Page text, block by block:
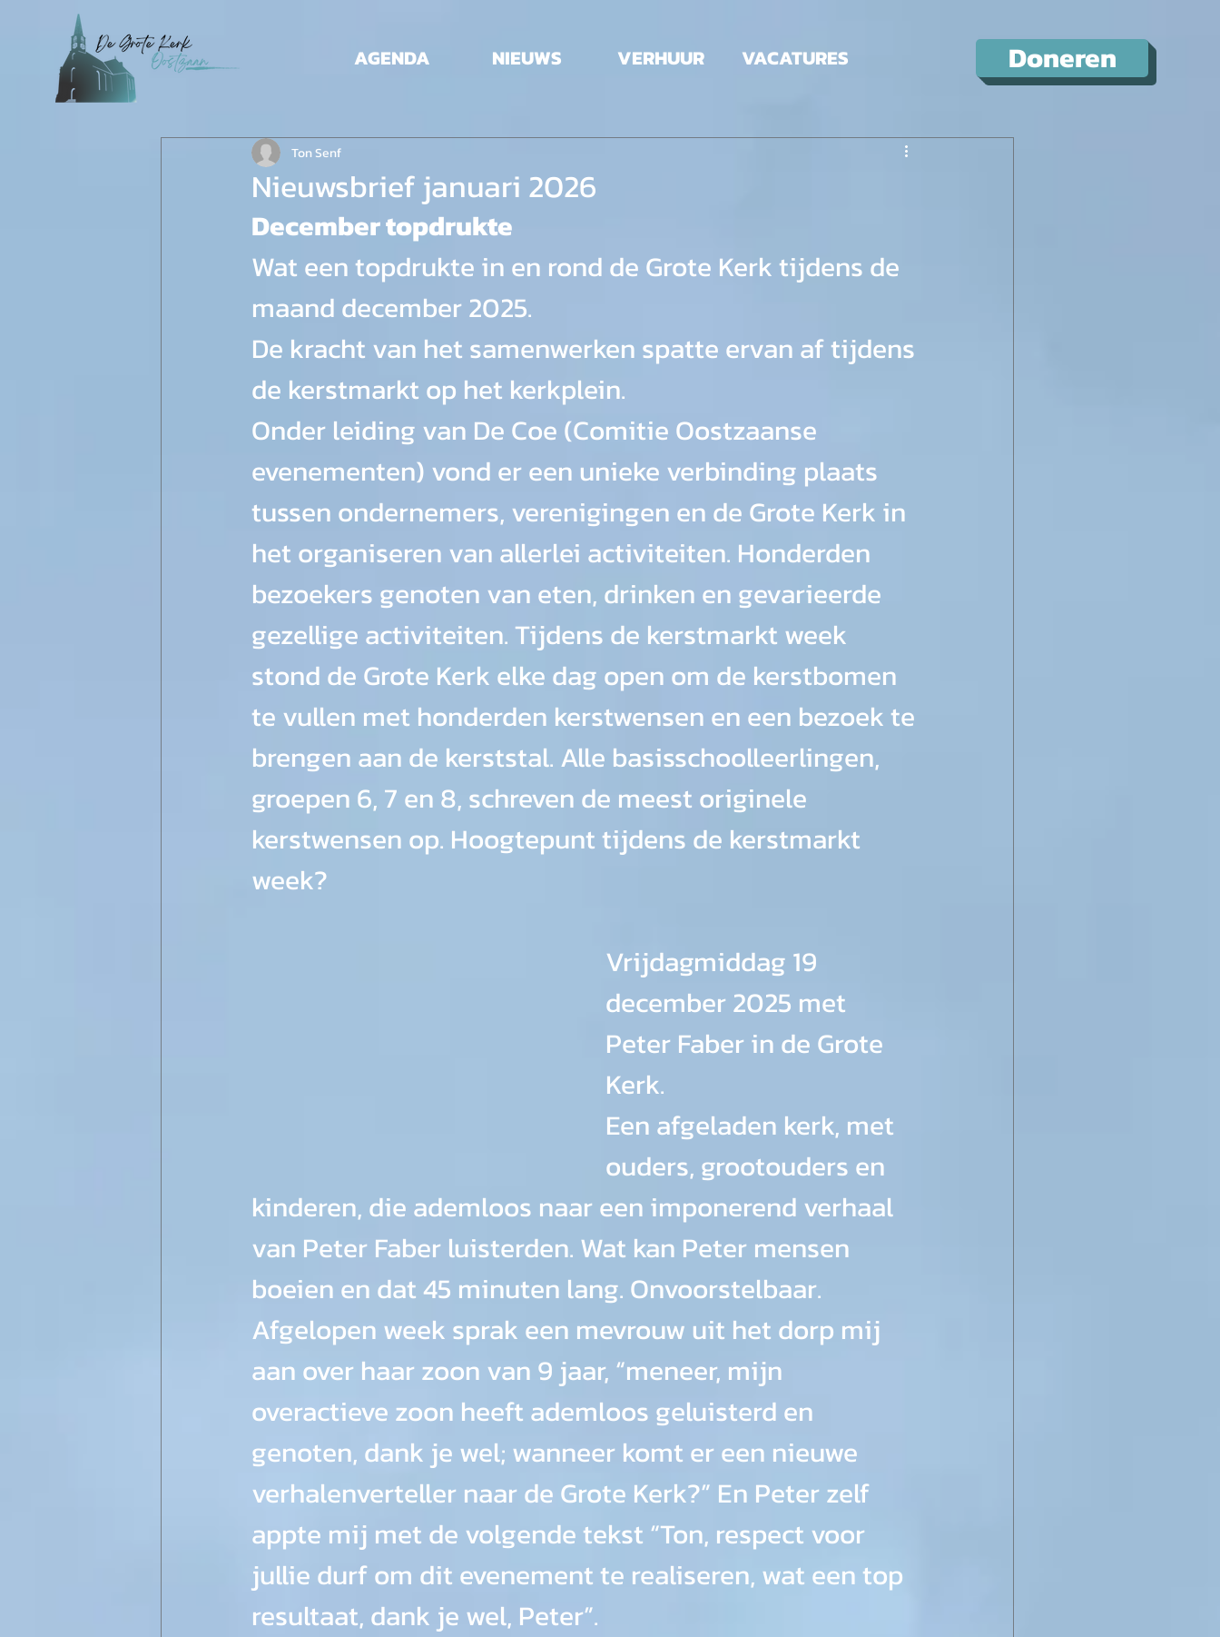
AGENDA NIEUWS VERHUUR VACATURES Doneren
Nieuwsbrief januari 2026
Ton Senf
December topdrukte
Wat een topdrukte in en rond de Grote Kerk tijdens de
maand december 2025.
De kracht van het samenwerken spatte ervan af tijdens
de kerstmarkt op het kerkplein.
Onder leiding van De Coe (Comitie Oostzaanse
evenementen) vond er een unieke verbinding plaats
tussen ondernemers, verenigingen en de Grote Kerk in
het organiseren van allerlei activiteiten. Honderden
bezoekers genoten van eten, drinken en gevarieerde
gezellige activiteiten. Tijdens de kerstmarkt week
stond de Grote Kerk elke dag open om de kerstbomen
te vullen met honderden kerstwensen en een bezoek te
brengen aan de kerststal. Alle basisschoolleerlingen,
groepen 6, 7 en 8, schreven de meest originele
kerstwensen op. Hoogtepunt tijdens de kerstmarkt
week?
Vrijdagmiddag 19
december 2025 met
Peter Faber in de Grote
Kerk.
Een afgeladen kerk, met
ouders, grootouders en
kinderen, die ademloos naar een imponerend verhaal
van Peter Faber luisterden. Wat kan Peter mensen
boeien en dat 45 minuten lang. Onvoorstelbaar.
Afgelopen week sprak een mevrouw uit het dorp mij
aan over haar zoon van 9 jaar, “meneer, mijn
overactieve zoon heeft ademloos geluisterd en
genoten, dank je wel; wanneer komt er een nieuwe
verhalenverteller naar de Grote Kerk?” En Peter zelf
appte mij met de volgende tekst “Ton, respect voor
jullie durf om dit evenement te realiseren, wat een top
resultaat, dank je wel, Peter”.